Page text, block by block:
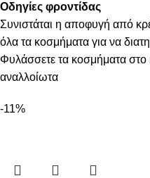
Οδηγίες φροντίδας
Συνιστάται η αποφυγή από
όλα τα κοσμήματα για να
Φυλάσσετε τα κοσμήματα στο
αναλλοίωτα
-11%